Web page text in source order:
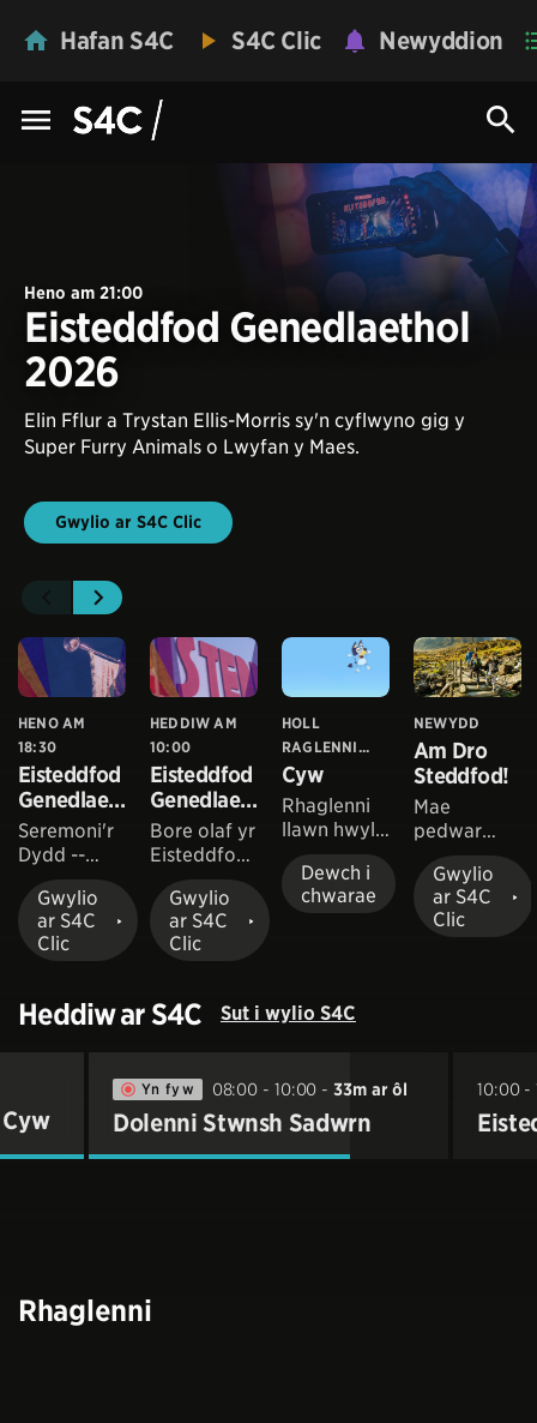
Hafan S4C S4C Clic Newyddion
Heno am 21:00
Eisteddfod Genedlaethol
2026
Elin Fflur a Trystan Ellis-Morris sy'n cyflwyno gig y
Super Furry Animals o Lwyfan y Maes.
Gwylio ar S4C Clic
HENO AM
18:30
Eisteddfod
Genedlaet
hol 2026
Seremoni'r
Dydd --
Medal y
Cyfansodd
wr.
Gwylio
ar S4C
Clic
HEDDIW AM
10:00
Eisteddfod
Genedlaet
hol 2026
Bore olaf yr
Eisteddfod
Genedlaeth
ol y Garreg
Las yng
nghwmni
Cynwal a
Tudur
Gwylio
ar S4C
Clic
HOLL
RAGLENNI...
Cyw
Rhaglenni
llawn hwyl
i'r plant
lleiafDewch i
chwarae
NEWYDD
Am Dro
Steddfod!
Mae
pedwar
wyneb
cyfarwydd
yn ein
tywys ar
Gwylio
ar S4C
Clic
Heddiw ar S4C Sut i wylio S4C
Yn fyw 08:00 - 10:00 - 33m ar ôl
Dolenni Stwnsh Sadwrn
10:00 -
Dychwelyd i'r Amserlen Teledu
Rhaglenni